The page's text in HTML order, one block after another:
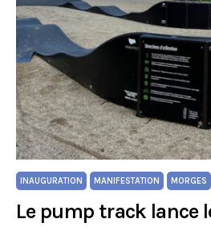
INAUGURATION MANIFESTATION MORGES
Le pump track lance